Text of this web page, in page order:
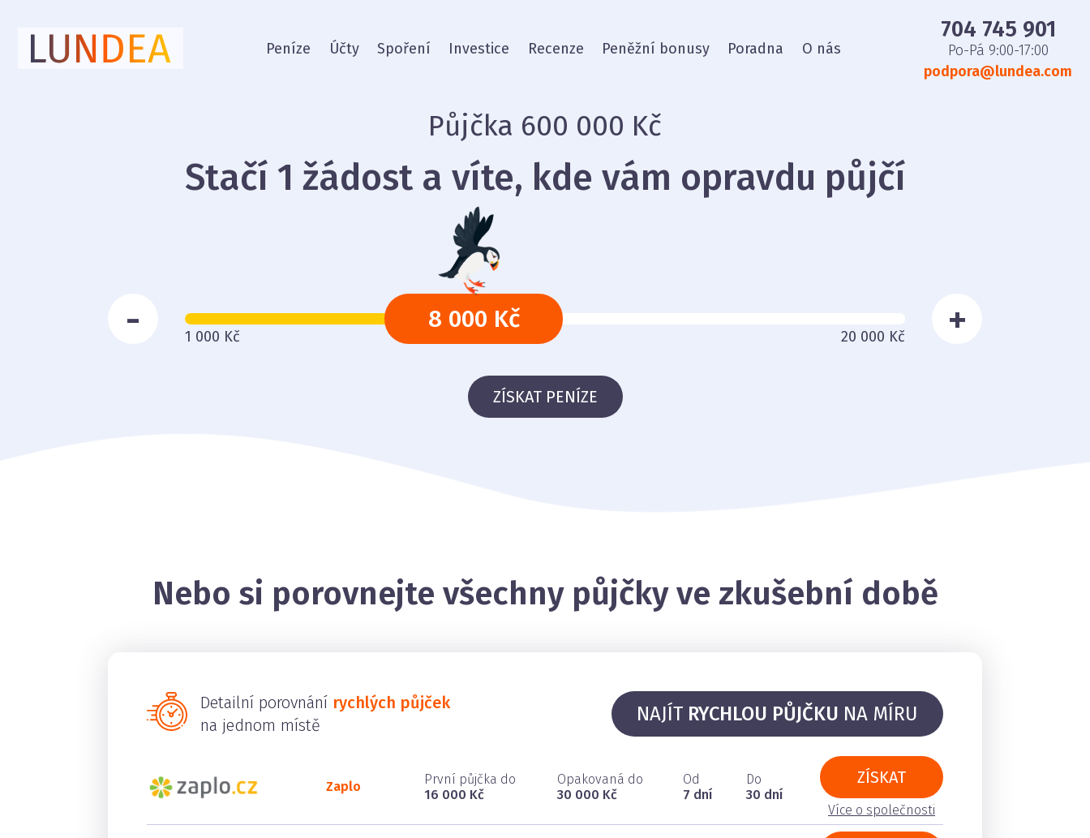
Peníze Účty Spoření Investice Recenze Peněžní bonusy Poradna O nás
704 745 901
Po-Pá 9:00-17:00
podpora@lundea.com
Půjčka 600 000 Kč
Stačí 1 žádost a víte, kde vám opravdu půjčí
8 000 Kč
- +
1 000 Kč 20 000 Kč
ZÍSKAT PENÍZE
Nebo si porovnejte všechny půjčky ve zkušební době
Detailní porovnání rychlých půjček
na jednom místě
NAJÍT RYCHLOU PŮJČKU NA MÍRU
Zaplo
První půjčka do
16 000 Kč
Opakovaná do
30 000 Kč
Od
7 dní
Do
30 dní
ZÍSKAT
Více o společnosti